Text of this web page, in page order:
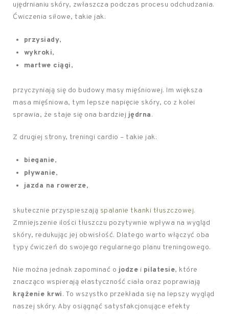
ujędrnianiu skóry, zwłaszcza podczas procesu odchudzania.
Ćwiczenia siłowe, takie jak:
przysiady,
wykroki,
martwe ciągi,
przyczyniają się do budowy masy mięśniowej. Im większa
masa mięśniowa, tym lepsze napięcie skóry, co z kolei
sprawia, że staje się ona bardziej jędrna.
Z drugiej strony, treningi cardio – takie jak:
bieganie,
pływanie,
jazda na rowerze,
skutecznie przyspieszają spalanie tkanki tłuszczowej.
Zmniejszenie ilości tłuszczu pozytywnie wpływa na wygląd
skóry, redukując jej obwisłość. Dlatego warto włączyć oba
typy ćwiczeń do swojego regularnego planu treningowego.
Nie można jednak zapominać o jodze i pilatesie, które
znacząco wspierają elastyczność ciała oraz poprawiają
krążenie krwi. To wszystko przekłada się na lepszy wygląd
naszej skóry. Aby osiągnąć satysfakcjonujące efekty